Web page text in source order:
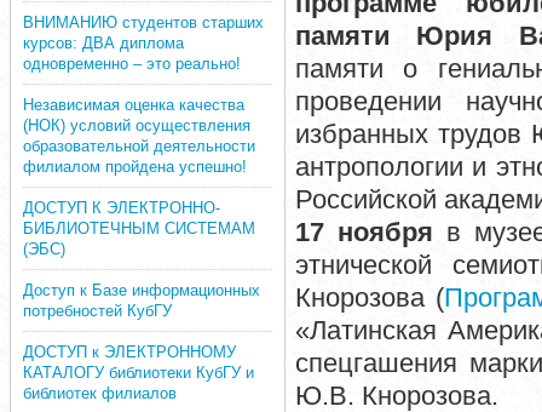
ВНИМАНИЮ студентов старших
курсов: ДВА диплома
одновременно – это реально!
Независимая оценка качества
(НОК) условий осуществления
образовательной деятельности
филиалом пройдена успешно!
ДОСТУП К ЭЛЕКТРОННО-
БИБЛИОТЕЧНЫМ СИСТЕМАМ
(ЭБС)
Доступ к Базе информационных
потребностей КубГУ
ДОСТУП к ЭЛЕКТРОННОМУ
КАТАЛОГУ библиотеки КубГУ и
библиотек филиалов
памяти Юрия
памяти о
проведении
избранных трудов
антропологии и
Российской
17 ноября в
этнической
Кнорозова (
«Латинская
спецгашения
Ю.В. Кнорозова.